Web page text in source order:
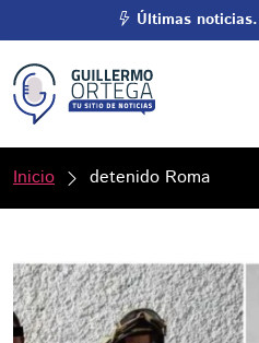
Últimas noticias.
Inicio detenido Roma